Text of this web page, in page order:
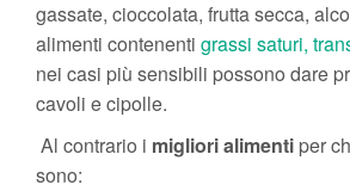
gassate, cioccolata, frutta secca,
alimenti contenenti grassi saturi,
nei casi più sensibili possono dare
cavoli e cipolle.
Al contrario i migliori alimenti per
sono: